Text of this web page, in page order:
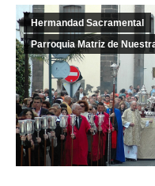
Hermandad Sacramental
Parroquia Matriz de